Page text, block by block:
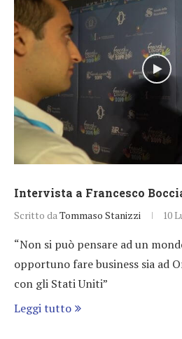
Intervista a Francesco
Scritto daTommaso Stanizzi 10
“Non si può pensare ad un
opportuno fare business sia ad
con gli Stati Uniti”
Leggi tutto